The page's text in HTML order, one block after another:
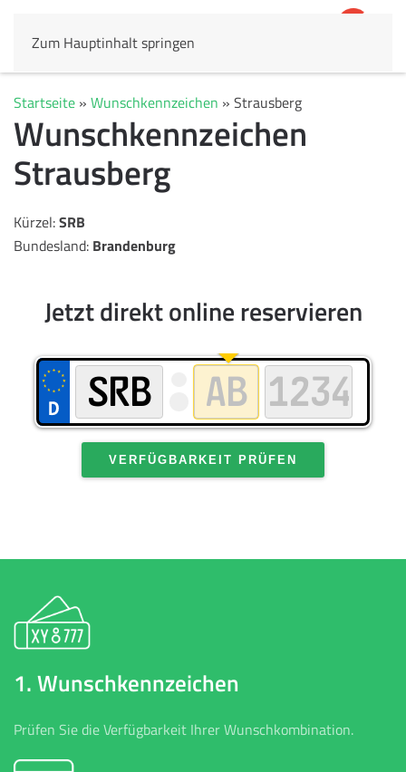
Zum Hauptinhalt springen
Startseite » Wunschkennzeichen » Strausberg
Wunschkennzeichen
Strausberg
Kürzel:SRB
Bundesland: Brandenburg
Jetzt direkt online reservieren
VERFÜGBARKEIT PRÜFEN
1. Wunschkennzeichen
Prüfen Sie die Verfügbarkeit Ihrer Wunschkombination.